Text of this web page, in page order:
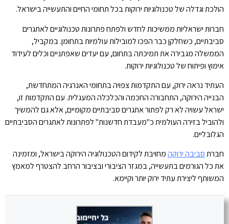
הולכת וגדלה של טכנולוגיות ירוקות בכל תחומי החיים והתעשייה בישראל.
חברות ישראליות ממשיכות לחדש ולפתח פתרונות טכנולוגיים לאתגרים
סביבתיים, כשחלקן כבר הפכו למובילות עולמיות בתחומן. במקביל,
הממשלה מגבירה את תמיכתה בתחום, עם יעדים שאפתניים וכלים לעידוד
אימוץ ופיתוח של טכנולוגיות ירוקות.
העתיד נראה ירוק, עם התקדמות צפויה בתחומי האנרגיה המתחדשת,
הבנייה הירוקה, התחבורה החכמה והכלכלה המעגלית. עם התקדמות זו,
ישראל עשויה לא רק לפתור אתגרים סביבתיים מקומיים, אלא גם להמשיך
ולהוביל בזירה העולמית כ"מעבדת חדשנות" לפתרונות לאתגרים הסביבתיים
הגלובליים.
חברתסביבה ירוקהמחויבת לקידום הטכנולוגיה הירוקה בישראל, ומזמינה
את כל הגורמים בתעשייה, במגזר הציבורי ובציבור הרחב להצטרף למאמץ
המשותף ליצירת עתיד ירוק יותר וקיימא.